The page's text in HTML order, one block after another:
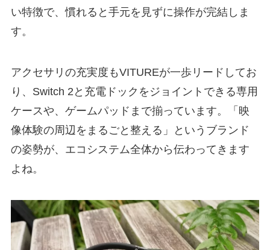
い特徴で、慣れると手元を見ずに操作が完結しま
す。
アクセサリの充実度もVITUREが一歩リードしてお
り、Switch 2と充電ドックをジョイントできる専用
ケースや、ゲームパッドまで揃っています。「映
像体験の周辺をまるごと整える」というブランド
の姿勢が、エコシステム全体から伝わってきます
よね。